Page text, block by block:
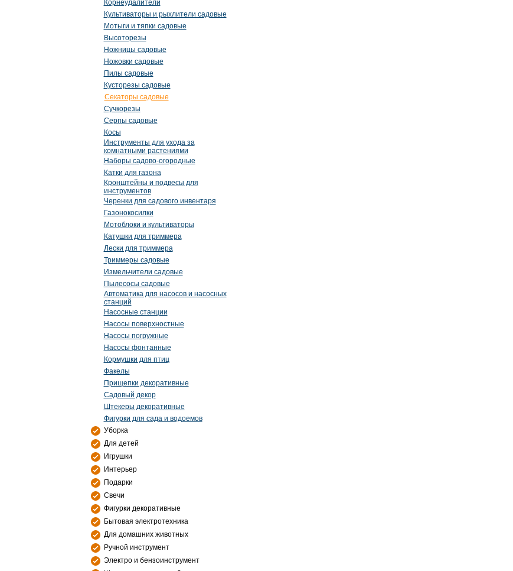
Корнеудалители
Культиваторы и рыхлители садовые
Мотыги и тяпки садовые
Высоторезы
Ножницы садовые
Ножовки садовые
Пилы садовые
Кусторезы садовые
Секаторы садовые
Сучкорезы
Серпы садовые
Косы
Инструменты для ухода за
комнатными растениями
Наборы садово-огородные
Катки для газона
Кронштейны и подвесы для
инструментов
Черенки для садового инвентаря
Газонокосилки
Мотоблоки и культиваторы
Катушки для триммера
Лески для триммера
Триммеры садовые
Измельчители садовые
Пылесосы садовые
Автоматика для насосов и насосных
станций
Насосные станции
Насосы поверхностные
Насосы погружные
Насосы фонтанные
Кормушки для птиц
Факелы
Прищепки декоративные
Садовый декор
Штекеры декоративные
Фигурки для сада и водоемов
Уборка
Для детей
Игрушки
Интерьер
Подарки
Свечи
Фигурки декоративные
Бытовая электротехника
Для домашних животных
Ручной инструмент
Электро и бензоинструмент